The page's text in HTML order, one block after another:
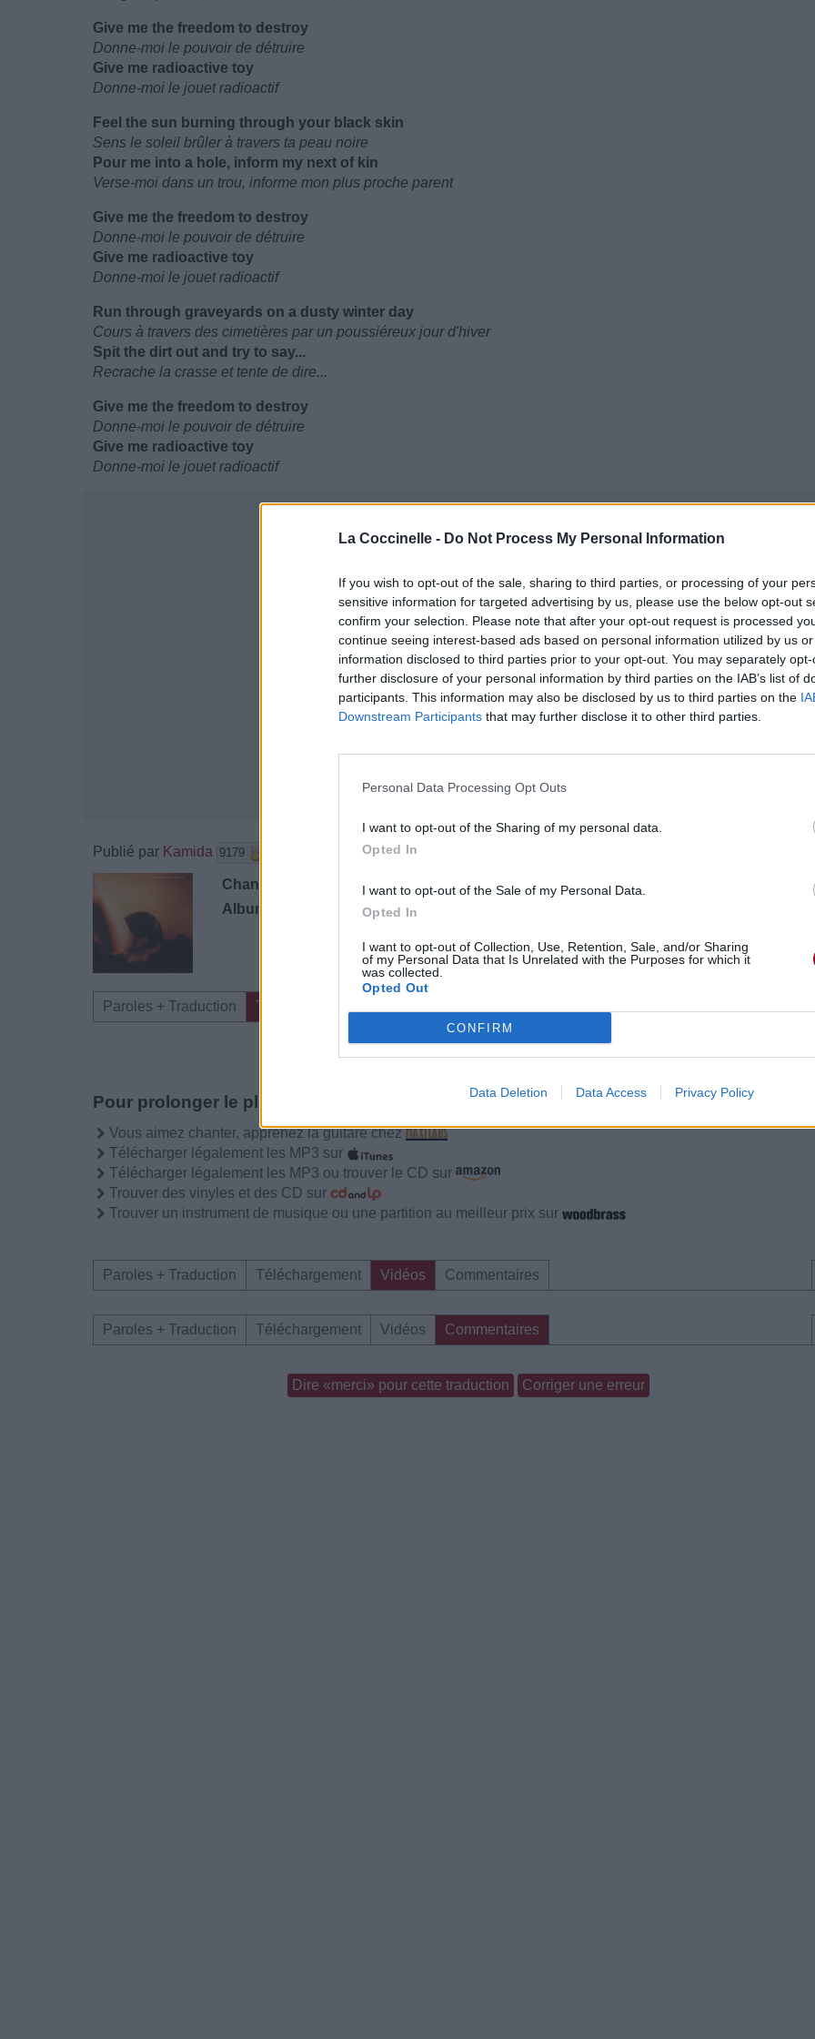
La Coccinelle - Do Not Process My Personal Information
If you wish to opt-out of the sale, sharing to third parties, or processing of your
sensitive information for targeted advertising by us, please use the below opt-out
confirm your selection. Please note that after your opt-out request is processed
continue seeing interest-based ads based on personal information utilized by us
information disclosed to third parties prior to your opt-out. You may separately
further disclosure of your personal information by third parties on the IAB’s list of
participants. This information may also be disclosed by us to third parties on the
Downstream Participants that may further disclose it to other third parties.
Personal Data Processing Opt Outs
I want to opt-out of the Sharing of my personal data.
Opted In
I want to opt-out of the Sale of my Personal Data.
Opted In
I want to opt-out of Collection, Use, Retention, Sale, and/or Sharing
of my Personal Data that Is Unrelated with the Purposes for which it
was collected.
Opted Out
CONFIRM
Data Deletion Data Access Privacy Policy
Give me the freedom to destroy
Donne-moi le pouvoir de détruire
Give me radioactive toy
Donne-moi le jouet radioactif
Feel the sun burning through your black skin
Sens le soleil brûler à travers ta peau noire
Pour me into a hole, inform my next of kin
Verse-moi dans un trou, informe mon plus proche parent
Give me the freedom to destroy
Donne-moi le pouvoir de détruire
Give me radioactive toy
Donne-moi le jouet radioactif
Run through graveyards on a dusty winter day
Cours à travers des cimetières par un poussiéreux jour d'hiver
Spit the dirt out and try to say...
Recrache la crasse et tente de dire...
Give me the freedom to destroy
Donne-moi le pouvoir de détruire
Give me radioactive toy
Donne-moi le jouet radioactif
Publié par Kamida 9179 le 19 novembre 2015 à 7h15.
Chanteurs :
Porcupine Tree
Albums :
On the Sunday of Life
Paroles + Traduction Téléchargement
Pour prolonger le plaisir musical :
Vous aimez chanter, apprenez la guitare chez
Télécharger légalement les MP3 sur
Télécharger légalement les MP3 ou trouver le CD sur
Trouver des vinyles et des CD sur
Trouver un instrument de musique ou une partition au meilleur prix sur
Paroles + Traduction Téléchargement Vidéos Commentaires
Paroles + Traduction Téléchargement Vidéos Commentaires
Dire «merci» pour cette traduction Corriger une erreur